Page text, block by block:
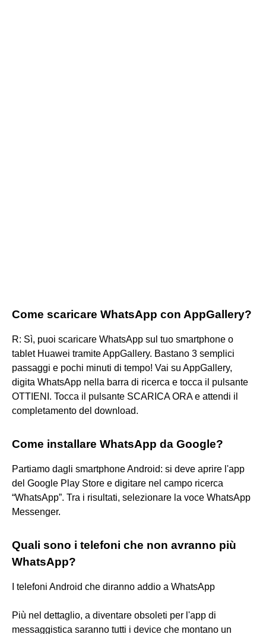
Come scaricare WhatsApp con AppGallery?
R: Sì, puoi scaricare WhatsApp sul tuo smartphone o
tablet Huawei tramite AppGallery. Bastano 3 semplici
passaggi e pochi minuti di tempo! Vai su AppGallery,
digita WhatsApp nella barra di ricerca e tocca il pulsante
OTTIENI. Tocca il pulsante SCARICA ORA e attendi il
completamento del download.
Come installare WhatsApp da Google?
Partiamo dagli smartphone Android: si deve aprire l'app
del Google Play Store e digitare nel campo ricerca
“WhatsApp”. Tra i risultati, selezionare la voce WhatsApp
Messenger.
Quali sono i telefoni che non avranno più
WhatsApp?
I telefoni Android che diranno addio a WhatsApp
Più nel dettaglio, a diventare obsoleti per l'app di
messaggistica saranno tutti i device che montano un